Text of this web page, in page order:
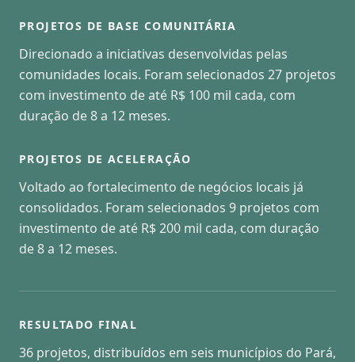
PROJETOS DE BASE COMUNITÁRIA
Direcionado a iniciativas desenvolvidas pelas
comunidades locais. Foram selecionados 27 projetos
com investimento de até R$ 100 mil cada, com
duração de 8 a 12 meses.
PROJETOS DE ACELERAÇÃO
Voltado ao fortalecimento de negócios locais já
consolidados. Foram selecionados 9 projetos com
investimento de até R$ 200 mil cada, com duração
de 8 a 12 meses.
RESULTADO FINAL
36 projetos, distribuídos em seis municípios do Pará,